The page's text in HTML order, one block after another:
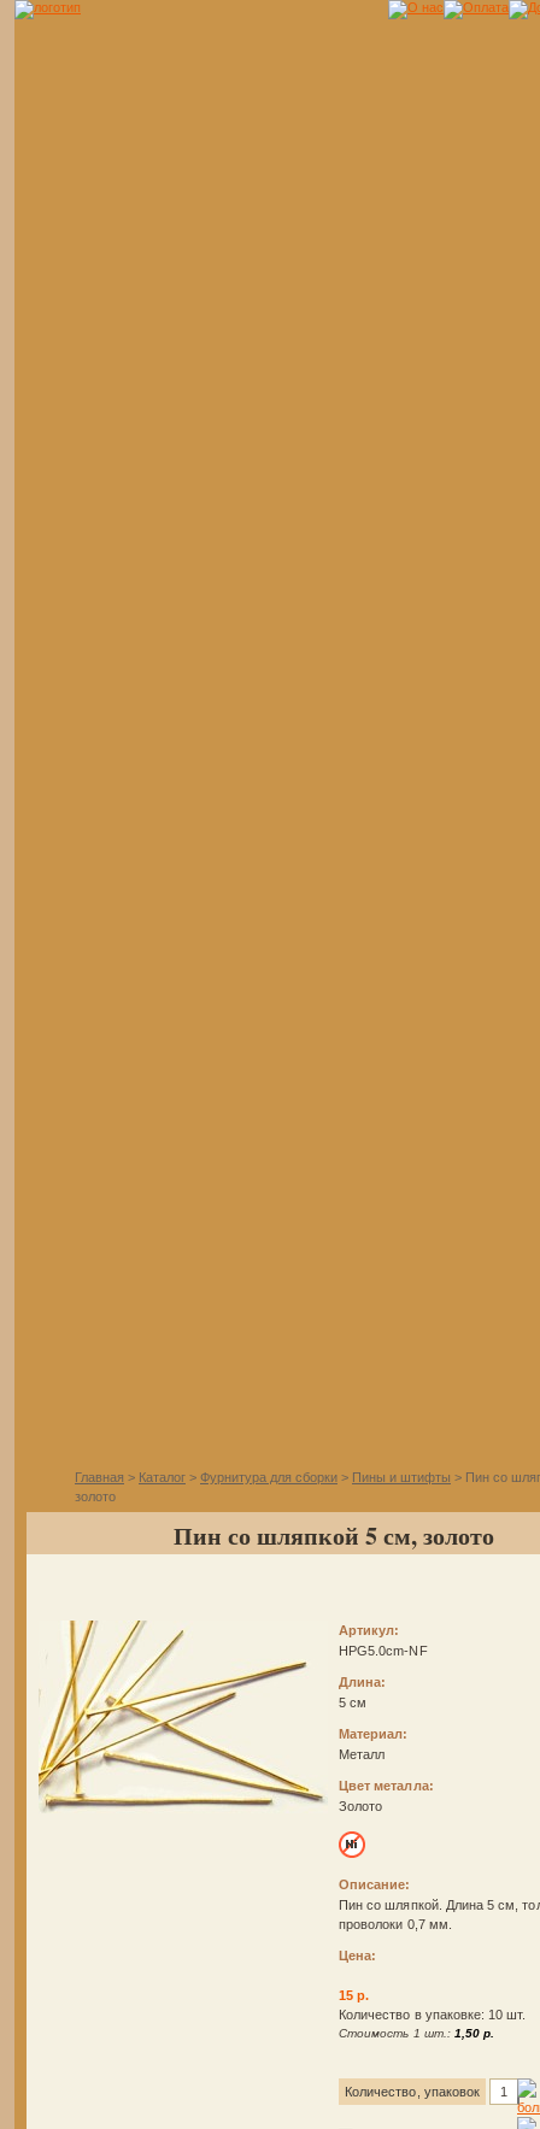
Главная > Каталог > Фурнитура для сборки > Пины и штифты > Пин со
золото
Пин со шляпкой 5 см, золото
Артикул:
HPG5.0cm-NF
Длина:
5 см
Материал:
Металл
Цвет металла:
Золото
Описание:
Пин со шляпкой. Длина 5 см,
проволоки 0,7 мм.
Цена:
15 р.
Количество в упаковке: 10 шт.
Стоимость 1 шт.: 1,50 р.
Количество, упаковок